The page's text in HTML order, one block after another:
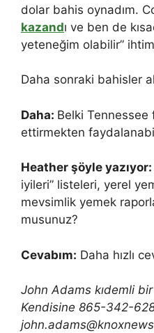
dolar bahis oynadım.
kazandı ve ben de
yeteneğim olabilir”
Daha sonraki bahisler
Daha: Belki
ettirmekten
Heather şöyle yazıyor:
iyileri” listeleri, yerel
mevsimlik yemek
musunuz?
Cevabım: Daha hızlı
John Adams kıdemli bir
Kendisine 865-342-